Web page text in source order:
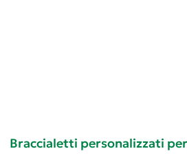
Braccialetti personalizzati